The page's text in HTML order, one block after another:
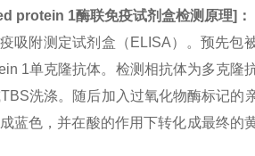
protein 1酶联免疫试剂盒检测原理] ：
吸附测定试剂盒（ELISA）。预先包
1单克隆抗体。检测相抗体为多克隆
洗涤。随后加入过氧化物酶标记的
蓝色，并在酸的作用下转化成最终的